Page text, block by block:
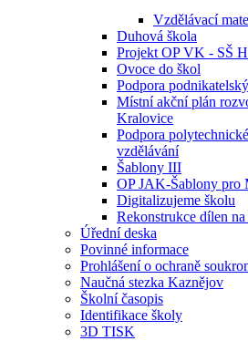
Vzdělávací
Duhová škola
Projekt OP VK - SŠ
Ovoce do škol
Podpora
Místní akční plán
Kralovice
Podpora
vzdělávání
Šablony III
OP JAK-Šablony pro
Digitalizujeme školu
Rekonstrukce dílen na
Úřední deska
Povinné informace
Prohlášení o ochraně
Naučná stezka Kaznějov
Školní časopis
Identifikace školy
3D TISK